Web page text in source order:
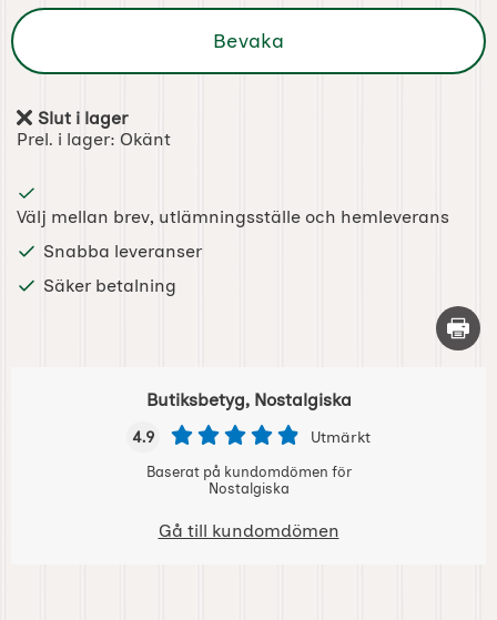
Bevaka
Tillgänglighet:
Slut i lager
Prel. i lager: Okänt
Välj mellan brev, utlämningsställe och hemleverans
Snabba leveranser
Säker betalning
Skriv
Butiksbetyg, Nostalgiska
4.9 Utmärkt
Baserat på kundomdömen för
Nostalgiska
Gå till kundomdömen